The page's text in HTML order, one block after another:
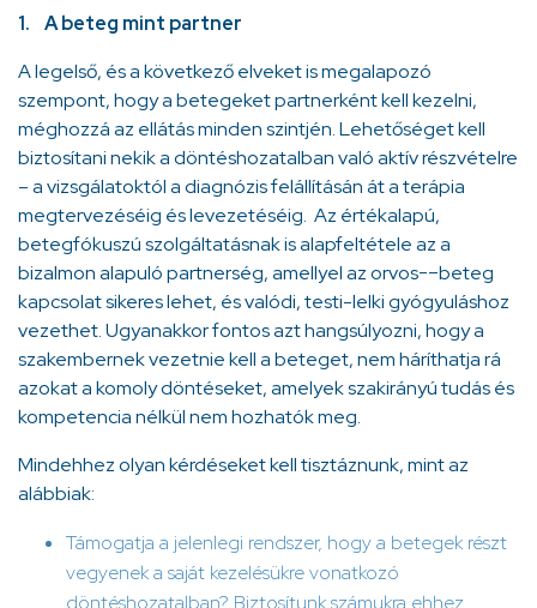
1. A beteg mint partner
A legelső, és a következő elveket is megalapozó
szempont, hogy a betegeket partnerként kell kezelni,
méghozzá az ellátás minden szintjén. Lehetőséget kell
biztosítani nekik a döntéshozatalban való aktív részvételre
– a vizsgálatoktól a diagnózis felállításán át a terápia
megtervezéséig és levezetéséig. Az értékalapú,
betegfókuszú szolgáltatásnak is alapfeltétele az a
bizalmon alapuló partnerség, amellyel az orvos-–beteg
kapcsolat sikeres lehet, és valódi, testi-lelki gyógyuláshoz
vezethet. Ugyanakkor fontos azt hangsúlyozni, hogy a
szakembernek vezetnie kell a beteget, nem háríthatja rá
azokat a komoly döntéseket, amelyek szakirányú tudás és
kompetencia nélkül nem hozhatók meg.
Mindehhez olyan kérdéseket kell tisztáznunk, mint az
alábbiak:
Támogatja a jelenlegi rendszer, hogy a betegek részt
vegyenek a saját kezelésükre vonatkozó
döntéshozatalban? Biztosítunk számukra ehhez